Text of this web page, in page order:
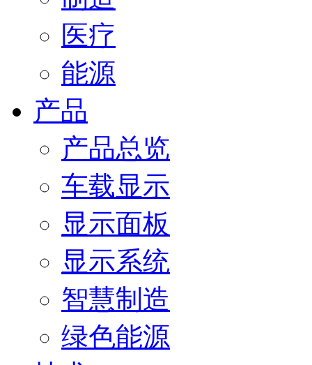
医疗
能源
产品
产品总览
车载显示
显示面板
显示系统
智慧制造
绿色能源